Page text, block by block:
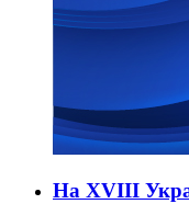
На XVIII